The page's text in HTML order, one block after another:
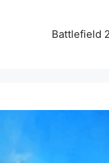
Battlefield